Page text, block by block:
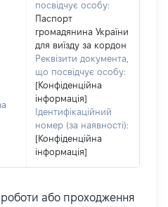
посвідчує особу:
Паспорт
громадянина України
для виїзду за кордон
Реквізити документа,
що посвідчує особу:
[Конфіденційна
інформація]
Ідентифікаційний
номер (за наявності):
[Конфіденційна
інформація]
роботи або проходження